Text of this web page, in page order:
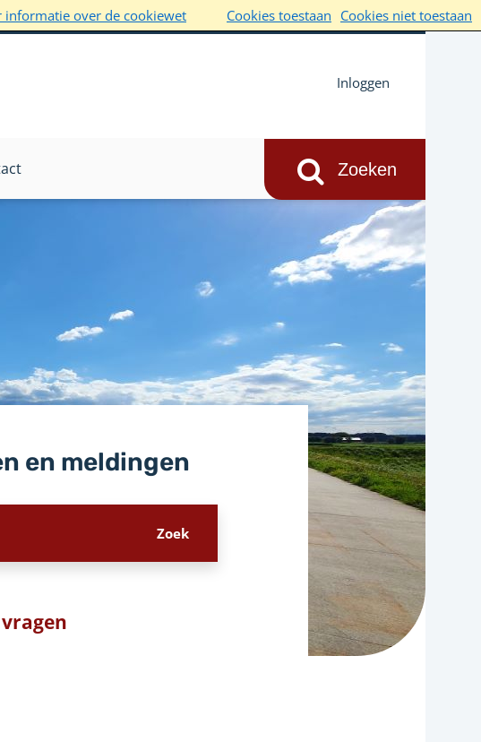
informatie over de cookiewet Cookies toestaan Cookies niet toestaan
Inloggen
en meldingen